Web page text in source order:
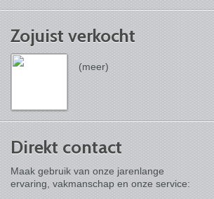
Zojuist verkocht
(meer)
Direkt contact
Maak gebruik van onze jarenlange
ervaring, vakmanschap en onze service: